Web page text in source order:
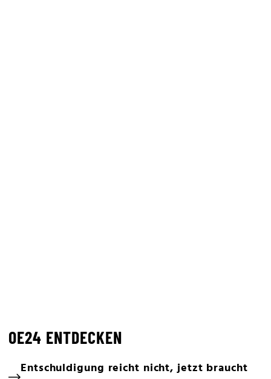
OE24 ENTDECKEN
Entschuldigung reicht nicht, jetzt braucht